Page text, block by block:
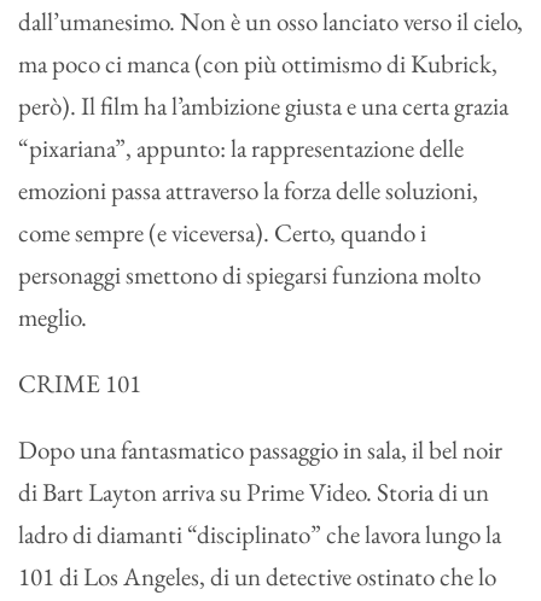
dall’umanesimo. Non è un osso lanciato verso il cielo,
ma poco ci manca (con più ottimismo di Kubrick,
però). Il film ha l’ambizione giusta e una certa grazia
“pixariana”, appunto: la rappresentazione delle
emozioni passa attraverso la forza delle soluzioni,
come sempre (e viceversa). Certo, quando i
personaggi smettono di spiegarsi funziona molto
meglio.
CRIME 101
Dopo una fantasmatico passaggio in sala, il bel noir
di Bart Layton arriva su Prime Video. Storia di un
ladro di diamanti “disciplinato” che lavora lungo la
101 di Los Angeles, di un detective ostinato che lo